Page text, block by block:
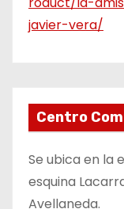
javier-vera/
Centro
Se ubica en la
esquina
Avellaneda.